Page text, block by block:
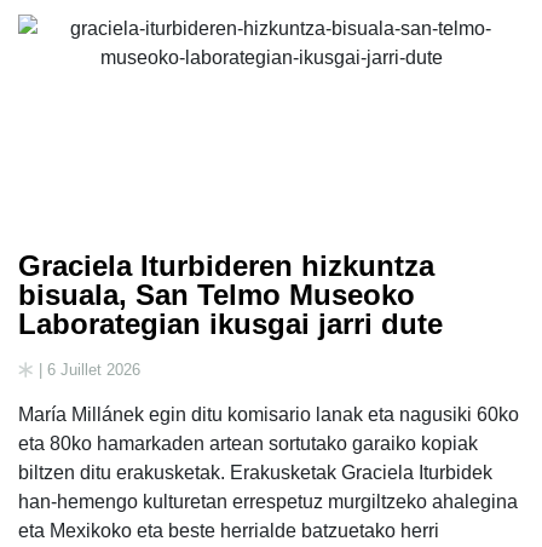
Graciela Iturbideren hizkuntza
bisuala, San Telmo Museoko
Laborategian ikusgai jarri dute
| 6 Juillet 2026
María Millánek egin ditu komisario lanak eta nagusiki 60ko
eta 80ko hamarkaden artean sortutako garaiko kopiak
biltzen ditu erakusketak. Erakusketak Graciela Iturbidek
han-hemengo kulturetan errespetuz murgiltzeko ahalegina
eta Mexikoko eta beste herrialde batzuetako herri